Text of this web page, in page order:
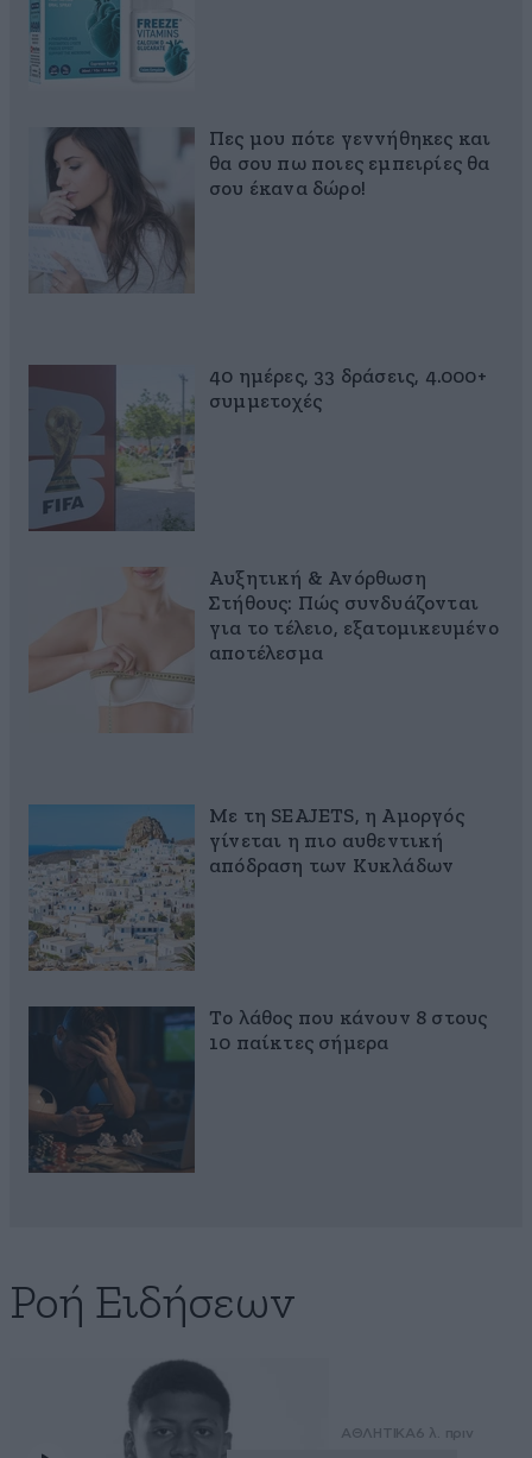
Πες μου πότε γεννήθηκες και
θα σου πω ποιες εμπειρίες θα
σου έκανα δώρο!
40 ημέρες, 33 δράσεις, 4.000+
συμμετοχές
Αυξητική & Ανόρθωση
Στήθους: Πώς συνδυάζονται
για το τέλειο, εξατομικευμένο
αποτέλεσμα
Με τη SEAJETS, η Αμοργός
γίνεται η πιο αυθεντική
απόδραση των Κυκλάδων
Το λάθος που κάνουν 8 στους
10 παίκτες σήμερα
Ροή Ειδήσεων
ΑΘΛΗΤΙΚΑ6 λ. πριν